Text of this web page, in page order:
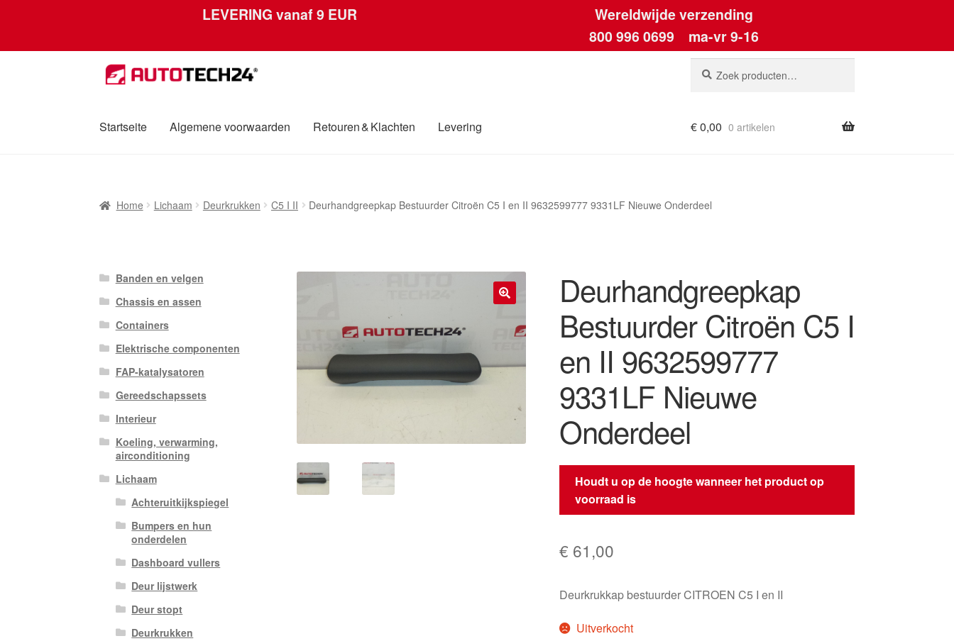
LEVERING vanaf 9 EUR
Wereldwijde verzending
800 996 0699 ma-vr 9-16
Ga
door
navigatie
Ga
naar
inhoud
naar:
Startseite Algemene voorwaarden Retouren & Klachten Levering
Over ons PrivacybeleidWereldwijde verzendingWinkelwagen
€0,00 0 artikelen
Home Lichaam Deurkrukken C5 I II Deurhandgreepkap Bestuurder Citroën C5 I en II 9632599777 9331LF Nieuwe Onderdeel
Deurhandgreepkap
Bestuurder Citroën C5 I
en II 9632599777
9331LF Nieuwe
Onderdeel
Houdt u op de hoogte wanneer het product op
voorraad is
€ 61,00
Deurkrukkap bestuurder CITROEN C5 I en II
Uitverkocht
Banden en velgen
Chassis en assen
Containers
Elektrische componenten
FAP-katalysatoren
Gereedschapssets
Interieur
Koeling, verwarming,
airconditioning
Lichaam
Achteruitkijkspiegel
Bumpers en hun
onderdelen
Dashboard vullers
Deur lijstwerk
Deur stopt
Deurkrukken